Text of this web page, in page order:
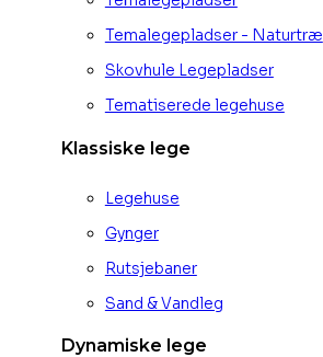
Temalegepladser - Naturtræ
Skovhule Legepladser
Tematiserede legehuse
Klassiske lege
Legehuse
Gynger
Rutsjebaner
Sand & Vandleg
Dynamiske lege